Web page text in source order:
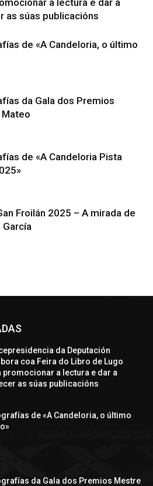
as súas publicacións
de «A Candeloria, o último
da Gala dos Premios
de «A Candeloria Pista
Froilán 2025 – A mirada de
da Deputación
coa Feira do Libro de Lugo
promocionar a lectura e dar a
as súas publicacións
de «A Candeloria, o último
da Gala dos Premios Mestre